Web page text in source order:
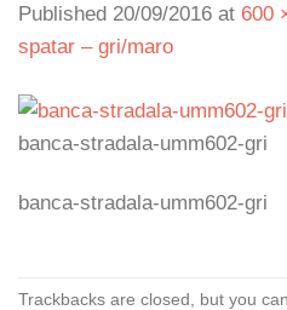
Published 20/09/2016 at 600
spatar – gri/maro
banca-stradala-umm602-gri
banca-stradala-umm602-gri
Trackbacks are closed, but you can